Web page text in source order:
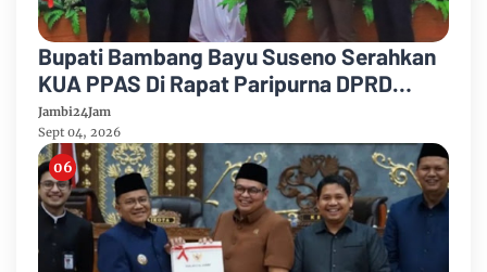
Bupati Bambang Bayu Suseno Serahkan
KUA PPAS Di Rapat Paripurna DPRD
Muarojambi
Jambi24Jam
Sept 04, 2026